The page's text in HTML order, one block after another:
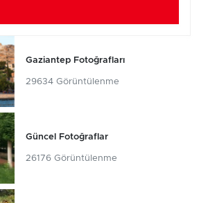
Gaziantep Fotoğrafları
29634 Görüntülenme
Güncel Fotoğraflar
26176 Görüntülenme